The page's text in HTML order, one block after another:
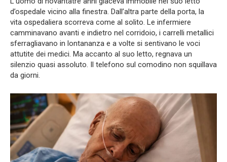
d’ospedale vicino alla finestra. Dall’altra parte della porta, la
vita ospedaliera scorreva come al solito. Le infermiere
camminavano avanti e indietro nel corridoio, i carrelli metallici
sferragliavano in lontananza e a volte si sentivano le voci
attutite dei medici. Ma accanto al suo letto, regnava un
silenzio quasi assoluto. Il telefono sul comodino non squillava
da giorni.